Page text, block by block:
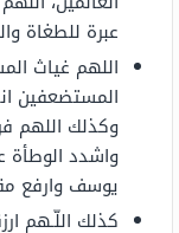
عبرة للطغاة
اللهم غياث
المستضعفين
وكذلك اللهم
واشدد
يوسف وارفع
كذلك ﺍﻟﻠّـﻬﻢ